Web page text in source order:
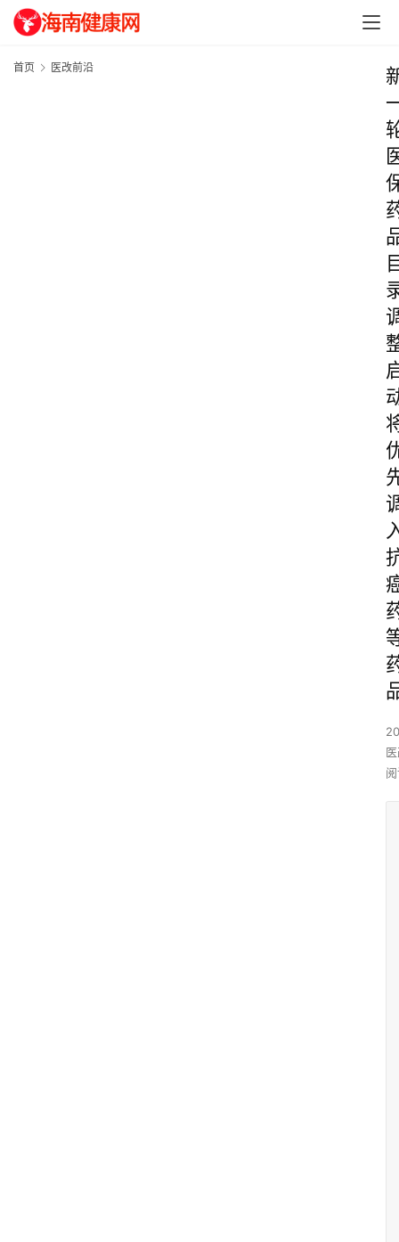
首页 医改前沿